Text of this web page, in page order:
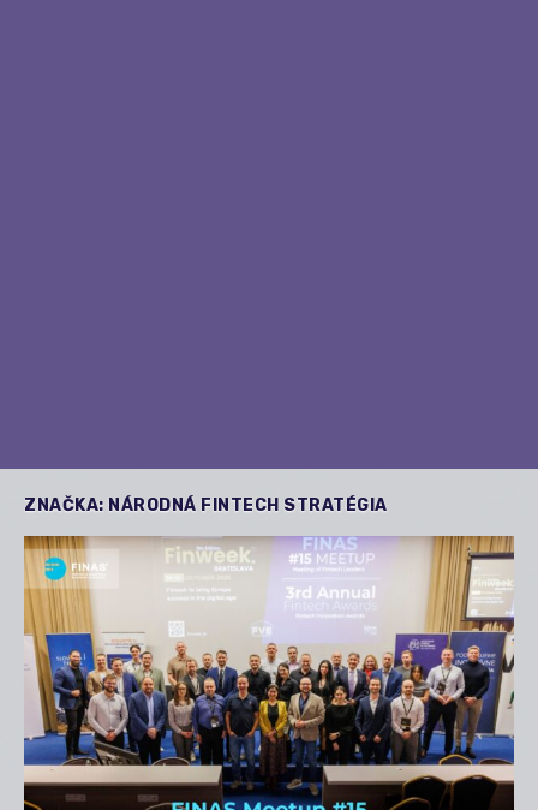
ZNAČKA: NÁRODNÁ FINTECH STRATÉGIA